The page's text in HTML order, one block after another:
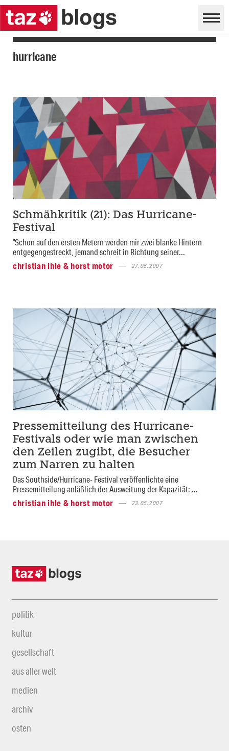
hurricane
Schmähkritik (21): Das Hurricane-
Festival
"Schon auf den ersten Metern werden mir zwei blanke Hintern
entgegengestreckt, jemand schreit in Richtung seiner...
christian ihle & horst motor
27.06.2007
Pressemitteilung des Hurricane-
Festivals oder wie man zwischen
den Zeilen zugibt, die Besucher
zum Narren zu halten
Das Southside/Hurricane- Festival veröffenlichte eine
Pressemitteilung anläßlich der Ausweitung der Kapazität: ...
christian ihle & horst motor
23.05.2007
politik
kultur
gesellschaft
aus aller welt
medien
archiv
osten